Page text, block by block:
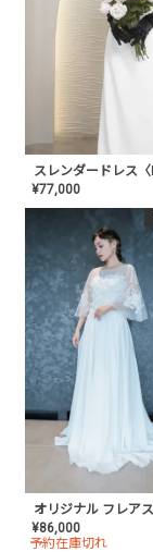
¥77,000
¥86,000
予約在庫切れ